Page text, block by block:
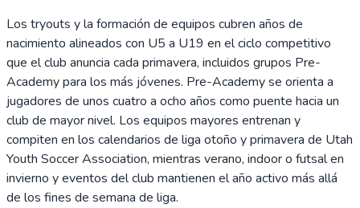
Los tryouts y la formación de equipos cubren años de
nacimiento alineados con U5 a U19 en el ciclo competitivo
que el club anuncia cada primavera, incluidos grupos Pre-
Academy para los más jóvenes. Pre-Academy se orienta a
jugadores de unos cuatro a ocho años como puente hacia un
club de mayor nivel. Los equipos mayores entrenan y
compiten en los calendarios de liga otoño y primavera de Utah
Youth Soccer Association, mientras verano, indoor o futsal en
invierno y eventos del club mantienen el año activo más allá
de los fines de semana de liga.